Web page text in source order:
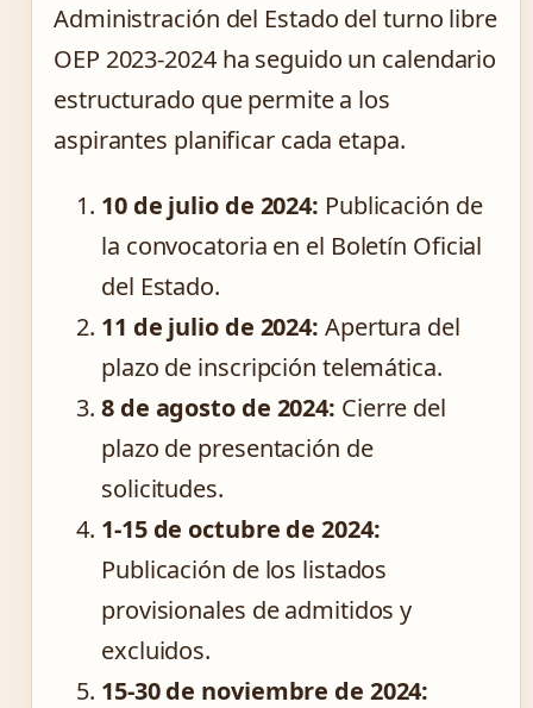
Administración del Estado del turno libre
OEP 2023-2024 ha seguido un calendario
estructurado que permite a los
aspirantes planificar cada etapa.
10 de julio de 2024: Publicación de
la convocatoria en el Boletín Oficial
del Estado.
11 de julio de 2024: Apertura del
plazo de inscripción telemática.
8 de agosto de 2024: Cierre del
plazo de presentación de
solicitudes.
1-15 de octubre de 2024:
Publicación de los listados
provisionales de admitidos y
excluidos.
15-30 de noviembre de 2024: